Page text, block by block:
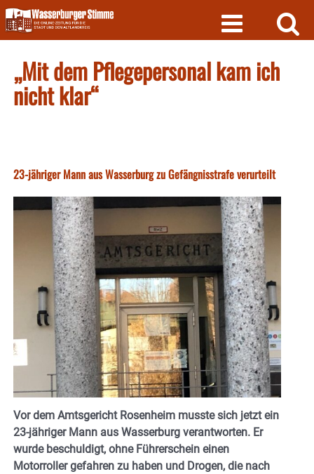
Skip
to
content
„Mit dem Pflegepersonal kam ich
nicht klar“
23-jähriger Mann aus Wasserburg zu Gefängnisstrafe verurteilt
Vor dem Amtsgericht Rosenheim musste sich jetzt ein
23-jähriger Mann aus Wasserburg verantworten. Er
wurde beschuldigt, ohne Führerschein einen
Motorroller gefahren zu haben und Drogen, die nach